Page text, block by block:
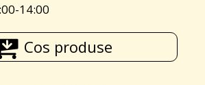
14:00
Cos produse